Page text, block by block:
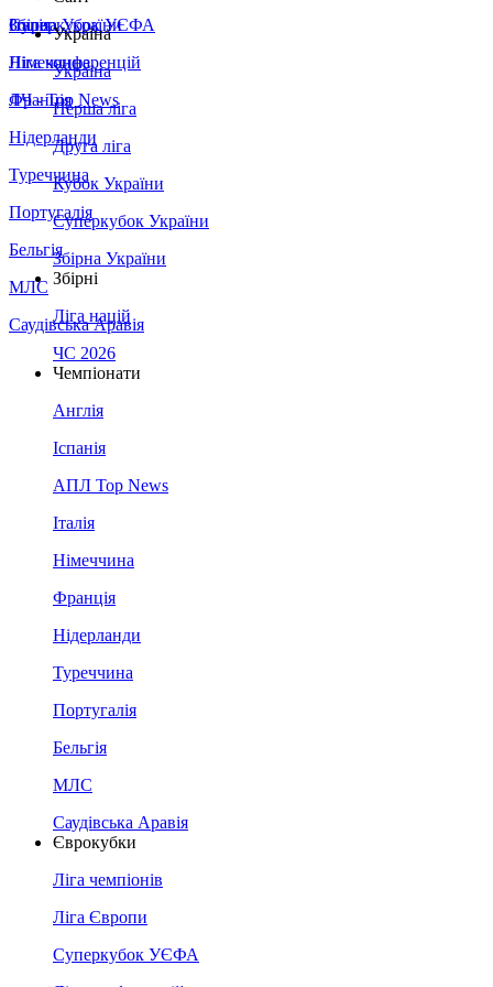
Збірна України
Італія
Німеччина
Франція
Нідерланди
Туреччина
Португалія
Бельгія
МЛС
Саудівська Аравія
Суперкубок УЄФА
Ліга конференцій
ЛЧ - Top News
Україна
Україна
Перша ліга
Друга ліга
Кубок України
Суперкубок України
Збірна України
Збірні
Ліга націй
ЧС 2026
Чемпіонати
Англія
Іспанія
АПЛ Top News
Італія
Німеччина
Франція
Нідерланди
Туреччина
Португалія
Бельгія
МЛС
Саудівська Аравія
Єврокубки
Ліга чемпіонів
Ліга Європи
Суперкубок УЄФА